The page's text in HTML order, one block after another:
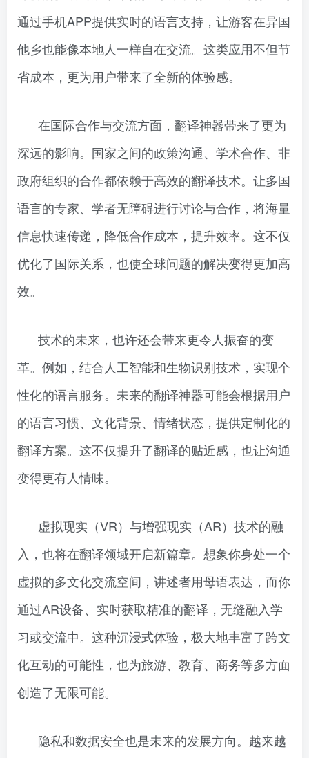
通过手机APP提供实时的语言支持，让游客在异国
他乡也能像本地人一样自在交流。这类应用不但节
省成本，更为用户带来了全新的体验感。
在国际合作与交流方面，翻译神器带来了更为
深远的影响。国家之间的政策沟通、学术合作、非
政府组织的合作都依赖于高效的翻译技术。让多国
语言的专家、学者无障碍进行讨论与合作，将海量
信息快速传递，降低合作成本，提升效率。这不仅
优化了国际关系，也使全球问题的解决变得更加高
效。
技术的未来，也许还会带来更令人振奋的变
革。例如，结合人工智能和生物识别技术，实现个
性化的语言服务。未来的翻译神器可能会根据用户
的语言习惯、文化背景、情绪状态，提供定制化的
翻译方案。这不仅提升了翻译的贴近感，也让沟通
变得更有人情味。
虚拟现实（VR）与增强现实（AR）技术的融
入，也将在翻译领域开启新篇章。想象你身处一个
虚拟的多文化交流空间，讲述者用母语表达，而你
通过AR设备、实时获取精准的翻译，无缝融入学
习或交流中。这种沉浸式体验，极大地丰富了跨文
化互动的可能性，也为旅游、教育、商务等多方面
创造了无限可能。
隐私和数据安全也是未来的发展方向。越来越